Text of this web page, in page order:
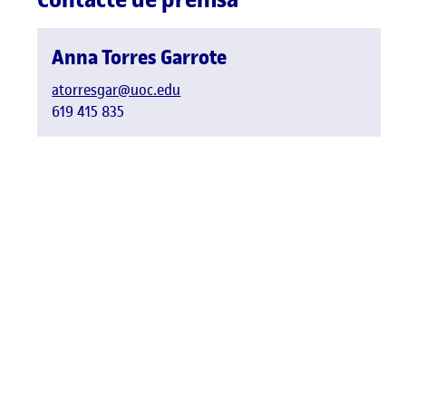
Anna Torres Garrote
atorresgar@uoc.edu
619 415 835